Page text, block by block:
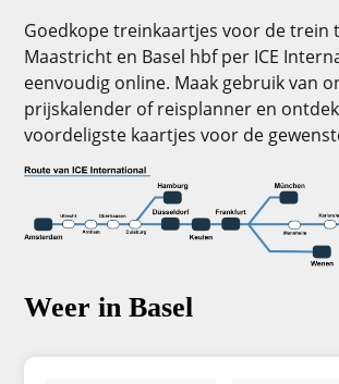
Goedkope treinkaartjes voor de trein
Maastricht en Basel hbf per ICE
eenvoudig online. Maak gebruik van
prijskalender of reisplanner en
voordeligste kaartjes voor de
Weer in Basel